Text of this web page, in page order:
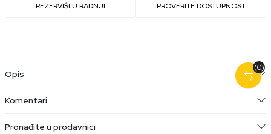
REZERVIŠI U RADNJI PROVERITE DOSTUPNOST
(0)
Opis
Komentari
Pronađite u prodavnici